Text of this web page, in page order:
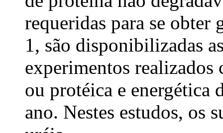
requeridas para se obter
1, são disponibilizadas
experimentos realizados
ou protéica e energética
ano. Nestes estudos, os